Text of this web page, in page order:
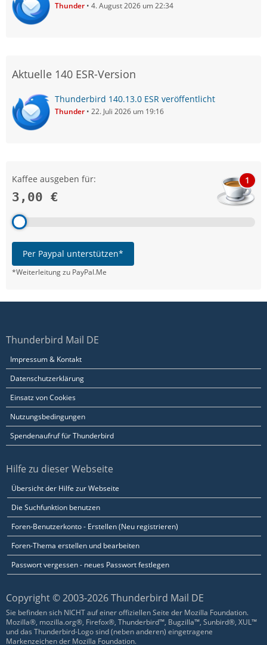
Thunder 4. August 2026 um 22:34
Aktuelle 140 ESR-Version
Thunderbird 140.13.0 ESR veröffentlicht
Thunder 22. Juli 2026 um 19:16
Kaffee ausgeben für:
3,00 €
1
Per Paypal unterstützen*
*Weiterleitung zu PayPal.Me
Thunderbird Mail DE
Impressum & Kontakt
Datenschutzerklärung
Einsatz von Cookies
Nutzungsbedingungen
Spendenaufruf für Thunderbird
Hilfe zu dieser Webseite
Übersicht der Hilfe zur Webseite
Die Suchfunktion benutzen
Foren-Benutzerkonto - Erstellen (Neu registrieren)
Foren-Thema erstellen und bearbeiten
Passwort vergessen - neues Passwort festlegen
Copyright © 2003-2026 Thunderbird Mail DE
Sie befinden sich NICHT auf einer offiziellen Seite der Mozilla Foundation.
Mozilla®, mozilla.org®, Firefox®, Thunderbird™, Bugzilla™, Sunbird®, XUL™
und das Thunderbird-Logo sind (neben anderen) eingetragene
Markenzeichen der Mozilla Foundation.